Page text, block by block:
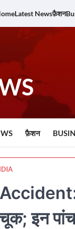
Latest Newsफ़ैशन
फ़ैशन
इन